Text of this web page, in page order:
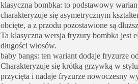
klasyczna bombka: to podstawowy
charakteryzuje się asymetrycznym
obcięte, a z przodu pozostawione są
Ta klasyczna wersja fryzury bombka jest
długości włosów.
baby bangs: ten wariant dodaje fryzurze
Charakteryzuje się krótką grzywką w
przycięta i nadaje fryzurze nowoczesny